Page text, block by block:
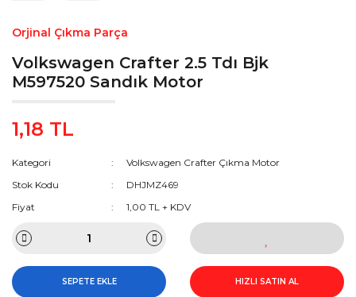
Orjinal Çıkma Parça
Volkswagen Crafter 2.5 Tdı Bjk
M597520 Sandık Motor
1,18 TL
Kategori
Volkswagen Crafter Çıkma Motor
Stok Kodu
DHJMZ469
Fiyat
1,00 TL + KDV
SEPETE EKLE HIZLI SATIN AL